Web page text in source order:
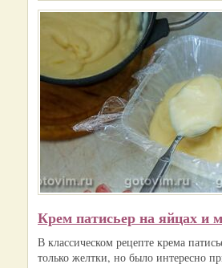
Крем патисьер на яйцах и
В классическом рецепте крема
только желтки, но было интересно